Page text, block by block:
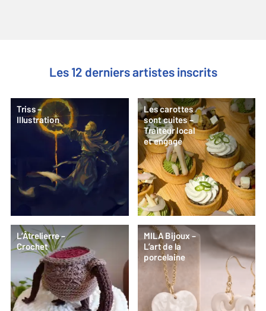
Les 12 derniers artistes inscrits
Triss –
Illustration
Les carottes
sont cuites –
Traiteur local
et engagé
L’Âtrelierre –
Crochet
MILA Bijoux –
L’art de la
porcelaine